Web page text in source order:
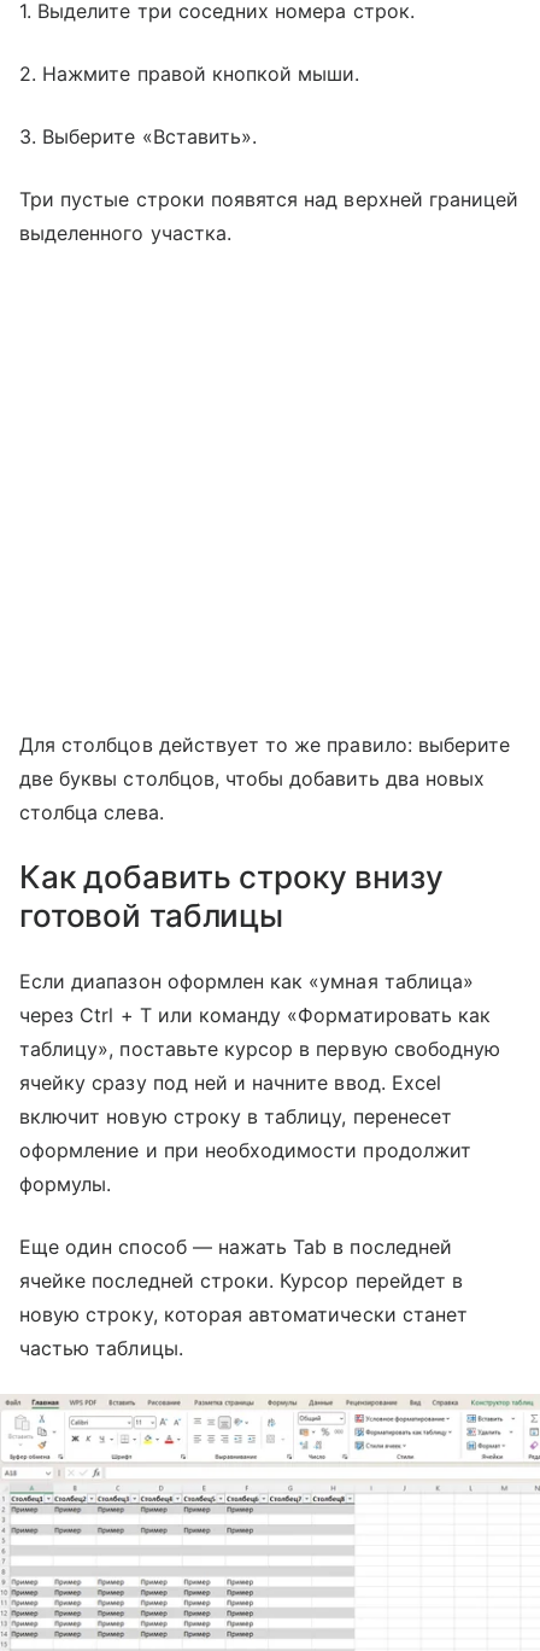
1. Выделите три соседних номера строк.
2. Нажмите правой кнопкой мыши.
3. Выберите «Вставить».
Три пустые строки появятся над верхней границей
выделенного участка.
Для столбцов действует то же правило: выберите
две буквы столбцов, чтобы добавить два новых
столбца слева.
Как добавить строку внизу
готовой таблицы
Если диапазон оформлен как «умная таблица»
через Ctrl + T или команду «Форматировать как
таблицу», поставьте курсор в первую свободную
ячейку сразу под ней и начните ввод. Excel
включит новую строку в таблицу, перенесет
оформление и при необходимости продолжит
формулы.
Еще один способ — нажать Tab в последней
ячейке последней строки. Курсор перейдет в
новую строку, которая автоматически станет
частью таблицы.